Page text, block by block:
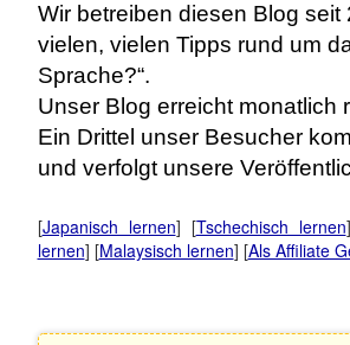
Wir betreiben diesen Blog
vielen, vielen Tipps rund um
Sprache?“.
Unser Blog erreicht monatlich
Ein Drittel unser Besucher
und verfolgt unsere
[Japanisch lernen] [Tschechisch lernen
lernen] [Malaysisch lernen] [Als Affiliate